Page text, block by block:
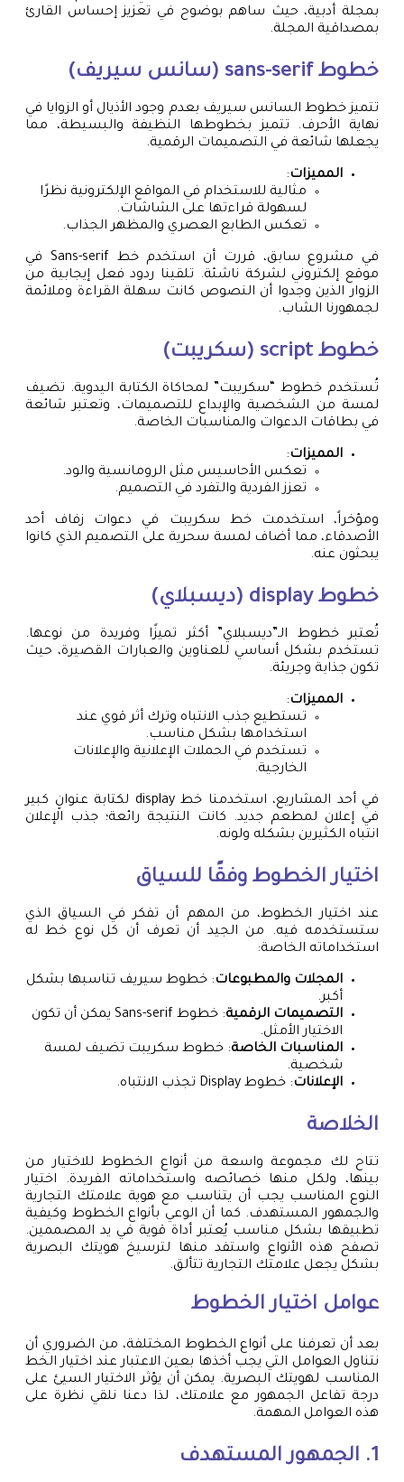
بمجلة أدبية، حيث ساهم بوضوح في تعزيز إحساس القارئ
بمصداقية المجلة.
خطوط sans-serif (سانس سيريف)
تتميز خطوط السانس سيريف بعدم وجود الأذيال أو الزوايا في
نهاية الأحرف. تتميز بخطوطها النظيفة والبسيطة، مما
يجعلها شائعة في التصميمات الرقمية.
المميزات:
مثالية للاستخدام في المواقع الإلكترونية نظرًا
لسهولة قراءتها على الشاشات.
تعكس الطابع العصري والمظهر الجذاب.
في مشروع سابق، قررت أن استخدم خط Sans-serif في
موقع إلكتروني لشركة ناشئة. تلقينا ردود فعل إيجابية من
الزوار الذين وجدوا أن النصوص كانت سهلة القراءة وملائمة
لجمهورنا الشاب.
خطوط script (سكريبت)
تُستخدم خطوط “سكريبت” لمحاكاة الكتابة اليدوية. تضيف
لمسة من الشخصية والإبداع للتصميمات، وتعتبر شائعة
في بطاقات الدعوات والمناسبات الخاصة.
المميزات:
تعكس الأحاسيس مثل الرومانسية والود.
تعزز الفردية والتفرد في التصميم.
ومؤخراً، استخدمت خط سكريبت في دعوات زفاف أحد
الأصدقاء، مما أضاف لمسة سحرية على التصميم الذي كانوا
يبحثون عنه.
خطوط display (ديسبلاي)
تُعتبر خطوط الـ”ديسبلاي” أكثر تميزًا وفريدة من نوعها.
تستخدم بشكل أساسي للعناوين والعبارات القصيرة، حيث
تكون جذابة وجريئة.
المميزات:
تستطيع جذب الانتباه وترك أثر قوي عند
استخدامها بشكل مناسب.
تستخدم في الحملات الإعلانية والإعلانات
الخارجية.
في أحد المشاريع، استخدمنا خط display لكتابة عنوانٍ كبير
في إعلان لمطعم جديد. كانت النتيجة رائعة؛ جذب الإعلان
انتباه الكثيرين بشكله ولونه.
اختيار الخطوط وفقًا للسياق
عند اختيار الخطوط، من المهم أن تفكر في السياق الذي
ستستخدمه فيه. من الجيد أن تعرف أن كل نوع خط له
استخداماته الخاصة:
المجلات والمطبوعات: خطوط سيريف تناسبها بشكل
أكبر.
التصميمات الرقمية
: خطوط Sans-serif يمكن أن تكون
الاختيار الأمثل.
المناسبات الخاصة: خطوط سكريبت تضيف لمسة
شخصية.
الإعلانات: خطوط Display تجذب الانتباه.
الخلاصة
تتاح لك مجموعة واسعة من أنواع الخطوط للاختيار من
بينها، ولكل منها خصائصه واستخداماته الفريدة. اختيار
النوع المناسب يجب أن يتناسب مع هوية علامتك التجارية
والجمهور المستهدف. كما أن الوعي بأنواع الخطوط وكيفية
تطبيقها بشكل مناسب يُعتبر أداة قوية في يد المصممين.
تصفح هذه الأنواع واستفد منها لترسيخ هويتك البصرية
بشكل يجعل علامتك التجارية تتألق.
عوامل اختيار الخطوط
بعد أن تعرفنا على أنواع الخطوط المختلفة، من الضروري أن
نتناول العوامل التي يجب أخذها بعين الاعتبار عند اختيار الخط
المناسب لهويتك البصرية. يمكن أن يؤثر الاختيار السيئ على
درجة تفاعل الجمهور مع علامتك، لذا دعنا نلقي نظرة على
هذه العوامل المهمة.
1. الجمهور المستهدف